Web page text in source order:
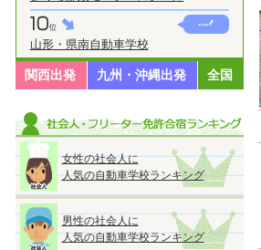
山形・県南自動車学校
関西出発 九州・沖縄出発 全国
女性の社会人に
人気の自動車学校ランキング
男性の社会人に
人気の自動車学校ランキング